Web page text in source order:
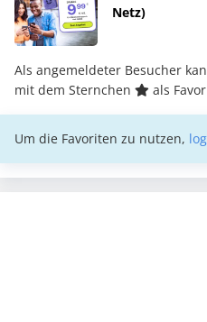
Netz)
Als angemeldeter Besucher
mit dem Sternchen
als
Um die Favoriten zu nutzen,